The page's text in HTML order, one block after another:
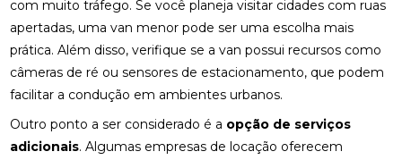
com muito tráfego. Se você planeja visitar cidades com ruas
apertadas, uma van menor pode ser uma escolha mais
prática. Além disso, verifique se a van possui recursos como
câmeras de ré ou sensores de estacionamento, que podem
facilitar a condução em ambientes urbanos.
Outro ponto a ser considerado é a opção de serviços
adicionais. Algumas empresas de locação oferecem